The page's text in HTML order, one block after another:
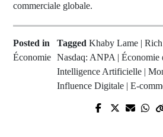
commerciale globale.
Posted in
Économie
Tagged Khaby Lame |
Nasdaq: ANPA | Économie
Intelligence Artificielle |
Influence Digitale | E-
Disparition